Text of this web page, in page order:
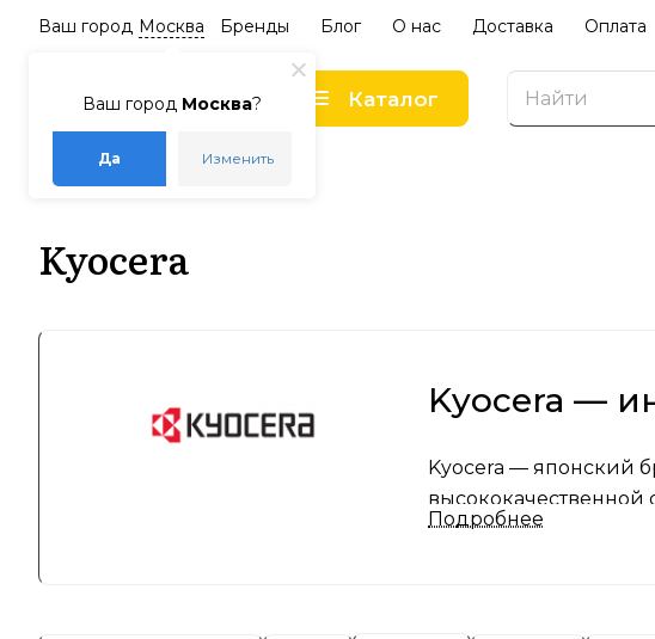
Ваш город Москва?
Да Изменить
Ваш город Москва Бренды Блог О нас Доставка Оплата
Каталог
Главная – Бренды
Kyocera
Kyocera —
Kyocera — японский
благодаря
Подробнее